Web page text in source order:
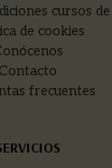
cursos
de cookies
Contacto
frecuentes